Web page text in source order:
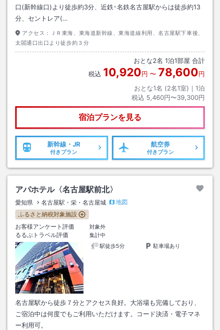
口(新幹線口)より徒歩約3分、近鉄･名鉄名古屋駅からは徒歩約13
分、セントレア(…
アクセス：
ＪＲ東海、東海道新幹線、東海道線利用、名古屋駅下車後、
太閤通口出口より徒歩約３分
おとな2名 1泊1部屋 合計
税込 10,920円 〜 78,600円
おとな1名 (2名1室)｜ 1泊
税込 5,460円〜39,300円
宿泊プランを見る
新幹線・JR
付きプラン
航空券
付きプラン
アパホテル〈名古屋駅前北〉
愛知県 名古屋駅・栄・名古屋城
地図
ふるさと納税対象施設
お客様アンケート評価
対象外
るるぶトラベル評価
集計中
駅徒歩5分
駐車場あり
名古屋駅から徒歩７分とアクセス良好。大浴場も完備しており、
ご宿泊中は何度でもご利用いただけます。コード決済・電子マネ
ー利用可。